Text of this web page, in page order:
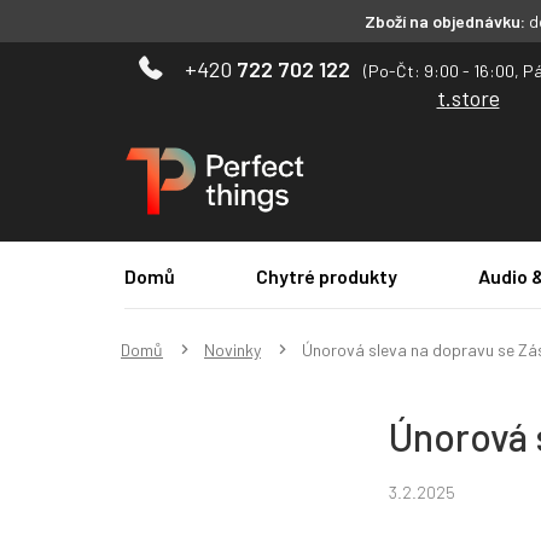
Zboží na objednávku:
722 702 122
t.store
Domů
Chytré produkty Audio
Domů Novinky Únorová sleva na dopravu se
Únorová
3.2.2025